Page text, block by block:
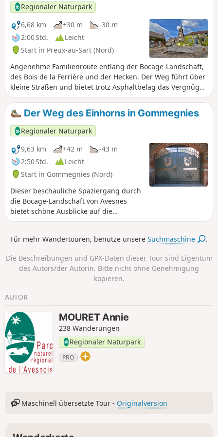
Regionaler Naturpark
6,68 km
+30 m
-30 m
2:00 Std.
Leicht
Start in Preux-au-Sart (Nord)
Angenehme Familienroute entlang der Bocage-Landschaft,
des Bois de la Ferrière und der Hecken. Der Weg führt über
kleine Straßen und bietet trotz Asphaltbelag das Vergnügen
einer Wanderung auf dem Land.
Der Weg des Einhorns in Gommegnies
Regionaler Naturpark
9,63 km
+42 m
-43 m
2:50 Std.
Leicht
Start in Gommegnies (Nord)
Dieser beschauliche Spaziergang durch
die Bocage-Landschaft von Avesnes
bietet schöne Ausblicke auf die
bewaldete und hügelige Landschaft.
offenbart sich nach und nach beim
ist ein schöner, ruhiger Ausflug, der je
nach Jahreszeit in den Farben des
Herbstes oder der Feldblumen und des
Frühlings erstrahlt.
Für mehr Wandertouren, benutze unsereSuchmaschine .
Die Beschreibungen und GPX-Daten dieser Tour sind Eigentum
des Autors/der Autorin. Bitte nicht ohne Genehmigung
kopieren.
AUTOR
MOURET Annie
238 Wanderungen
Regionaler Naturpark
PRO
Maschinell übersetzte Tour - Originalversion